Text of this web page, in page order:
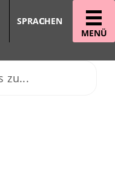
MENÜ
SPRACHEN